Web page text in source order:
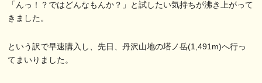
「んっ！？ではどんなもんか？」と試したい気持ちが沸き上がって
きました。
という訳で早速購入し、先日、丹沢山地の塔ノ岳(1,491m)へ行っ
てまいりました。